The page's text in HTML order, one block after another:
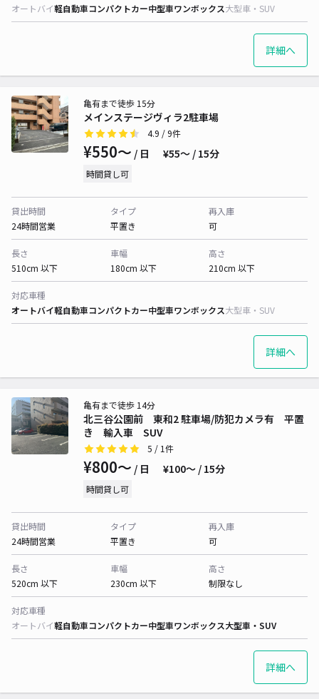
オートバイ軽自動車コンパクトカー中型車ワンボックス大型車・SUV
詳細へ
メインステージヴィラ2駐車場
亀有まで徒歩 15分
4.9 / 9件
¥550〜 / 日 ¥55〜 / 15分
時間貸し可
貸出時間
24時間営業
タイプ
平置き
再入庫
可
長さ
510cm 以下
車幅
180cm 以下
高さ
210cm 以下
対応車種
オートバイ軽自動車コンパクトカー中型車ワンボックス大型車・SUV
詳細へ
北三谷公園前 東和2 駐車場/防犯カメラ有 平置
き 輸入車 SUV
亀有まで徒歩 14分
5 / 1件
¥800〜 / 日 ¥100〜 / 15分
時間貸し可
貸出時間
24時間営業
タイプ
平置き
再入庫
可
長さ
520cm 以下
車幅
230cm 以下
高さ
制限なし
対応車種
オートバイ軽自動車コンパクトカー中型車ワンボックス大型車・SUV
詳細へ